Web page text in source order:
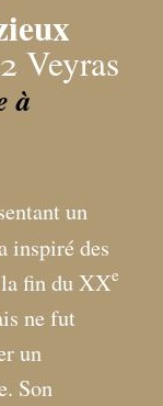
Veyras
à
un
inspiré des
la fin du XXe
ne fut
un
Son